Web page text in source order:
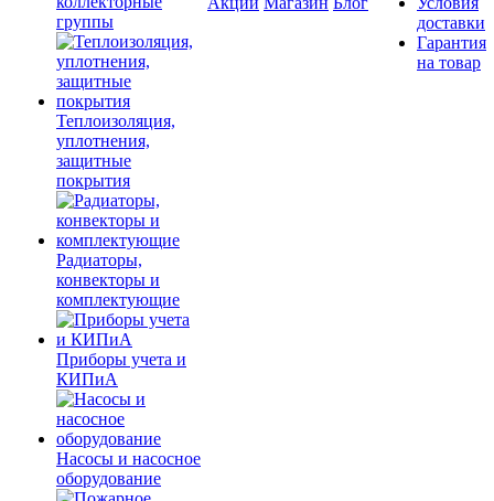
группы
Теплоизоляция,
уплотнения,
защитные
покрытия
Радиаторы,
конвекторы и
комплектующие
Приборы учета и
КИПиА
Насосы и насосное
оборудование
доставки
Гарантия
на товар